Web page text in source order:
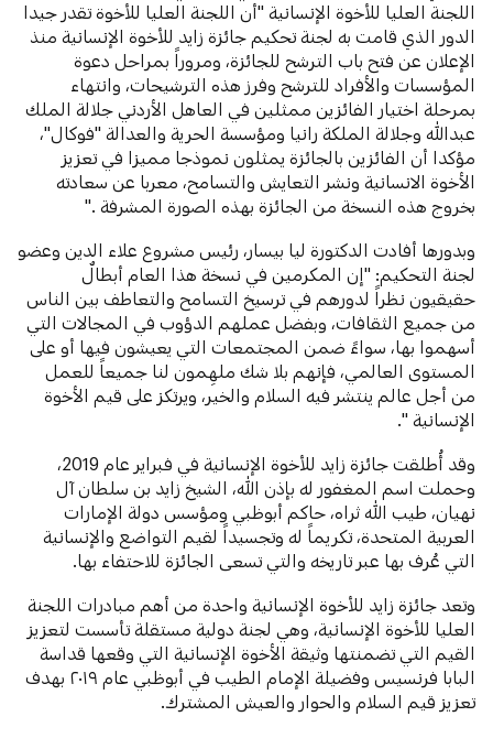
اللجنة العليا للأخوة الإنسانية "أن اللجنة العليا للأخوة تقدر جيدا
الدور الذي قامت به لجنة تحكيم جائزة زايد للأخوة الإنسانية منذ
الإعلان عن فتح باب الترشح للجائزة، ومروراً بمراحل دعوة
المؤسسات والأفراد للترشح وفرز هذه الترشيحات، وانتهاء
بمرحلة اختيار الفائزين ممثلين في العاهل الأردني جلالة الملك
عبدالله وجلالة الملكة رانيا ومؤسسة الحرية والعدالة "فوكال"،
مؤكدا أن الفائزين بالجائزة يمثلون نموذجا مميزا في تعزيز
الأخوة الانسانية ونشر التعايش والتسامح، معربا عن سعادته
بخروج هذه النسخة من الجائزة بهذه الصورة المشرفة ."
وبدورها أفادت الدكتورة ليا بيسار، رئيس مشروع علاء الدين وعضو
لجنة التحكيم: "إن المكرمين في نسخة هذا العام أبطالٌ
حقيقيون نظراً لدورهم في ترسيخ التسامح والتعاطف بين الناس
من جميع الثقافات، وبفضل عملهم الدؤوب في المجالات التي
أسهموا بها، سواءً ضمن المجتمعات التي يعيشون فيها أو على
المستوى العالمي، فإنهم بلا شك ملهِمون لنا جميعاً للعمل
من أجل عالم ينتشر فيه السلام والخير، ويرتكز على قيم الأخوة
الإنسانية ".
وقد أُطلقت جائزة زايد للأخوة الإنسانية في فبراير عام 2019،
وحملت اسم المغفور له بإذن الله، الشيخ زايد بن سلطان آل
نهيان، طيب الله ثراه، حاكم أبوظبي ومؤسس دولة الإمارات
العربية المتحدة، تكريماً له وتجسيداً لقيم التواضع والإنسانية
التي عُرف بها عبر تاريخه والتي تسعى الجائزة للاحتفاء بها.
وتعد جائزة زايد للأخوة الإنسانية واحدة من أهم مبادرات اللجنة
العليا للأخوة الإنسانية، وهي لجنة دولية مستقلة تأسست لتعزيز
القيم التي تضمنتها وثيقة الأخوة الإنسانية التي وقعها قداسة
البابا فرنسيس وفضيلة الإمام الطيب في أبوظبي عام ٢٠١٩ بهدف
تعزيز قيم السلام والحوار والعيش المشترك.